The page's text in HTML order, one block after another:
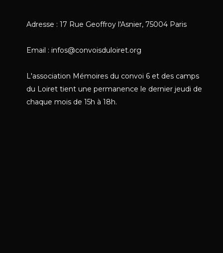
Adresse : 17 Rue Geoffroy l'Asnier, 75004 Paris
Email : infos@convoisduloiret.org
L'association Mémoires du convoi 6 et des camps
du Loiret tient une permanence le dernier jeudi de
chaque mois de 15h à 18h.